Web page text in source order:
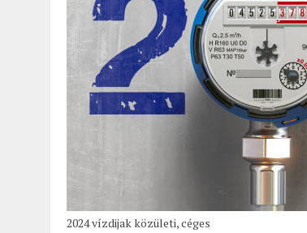
2024 vízdijak közületi, céges